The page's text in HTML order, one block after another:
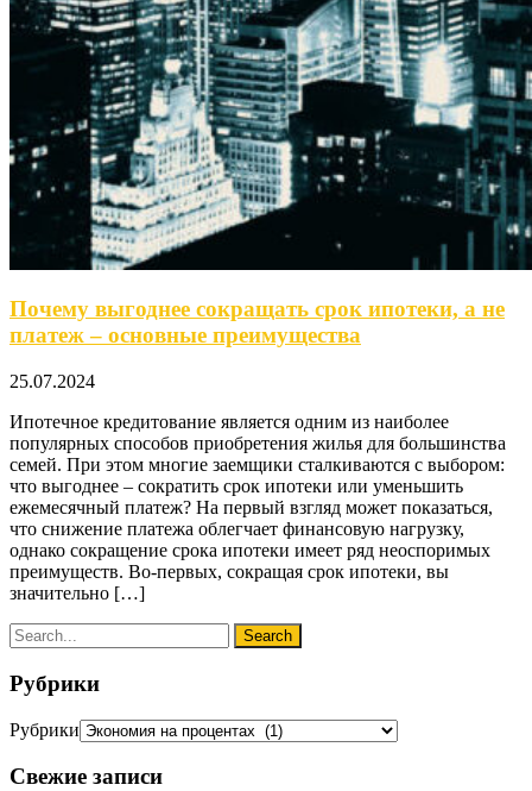
Почему выгоднее сокращать срок ипотеки, а не
платеж – основные преимущества
25.07.2024
Ипотечное кредитование является одним из наиболее
популярных способов приобретения жилья для большинства
семей. При этом многие заемщики сталкиваются с выбором:
что выгоднее – сократить срок ипотеки или уменьшить
ежемесячный платеж? На первый взгляд может показаться,
что снижение платежа облегчает финансовую нагрузку,
однако сокращение срока ипотеки имеет ряд неоспоримых
преимуществ. Во-первых, сокращая срок ипотеки, вы
значительно […]
Рубрики
Рубрики
Свежие записи